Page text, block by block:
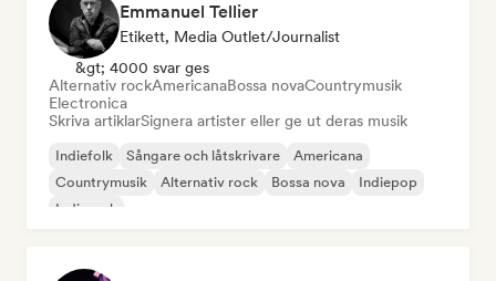
Emmanuel Tellier
Etikett, Media Outlet/Journalist
&gt; 4000 svar ges
Alternativ rockAmericanaBossa novaCountrymusik
Electronica
Skriva artiklarSignera artister eller ge ut deras musik
Indiefolk Sångare och låtskrivare
Americana
Countrymusik
Alternativ rock Bossa nova
Indiepop
Indierock